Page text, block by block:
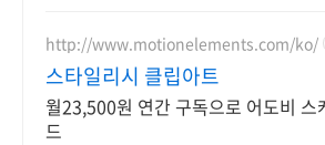
http://www.motionelements.com/ko/
스타일리시 클립아트
월23,500원 연간 구독으로 어도비
드